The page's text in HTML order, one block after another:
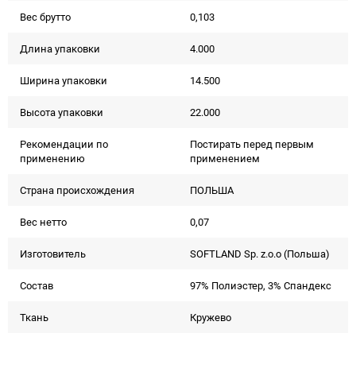
Вес брутто 0,103
Длина упаковки 4.000
Ширина упаковки 14.500
Высота упаковки 22.000
Рекомендации по
применению
Постирать перед первым
применением
Страна происхождения ПОЛЬША
Вес нетто 0,07
Изготовитель SOFTLAND Sp. z.o.o (Польша)
Состав 97% Полиэстер, 3% Спандекс
Ткань Кружево